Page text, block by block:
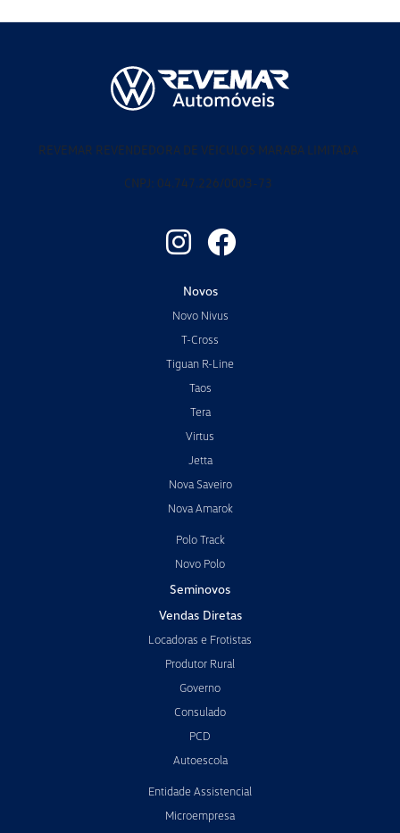
REVEMAR REVENDEDORA DE VEICULOS MARABA LIMITADA
CNPJ: 04.747.226/0003-73
Novos
Novo Nivus
T-Cross
Tiguan R-Line
Taos
Tera
Virtus
Jetta
Nova Saveiro
Nova Amarok
Polo Track
Novo Polo
Seminovos
Vendas Diretas
Locadoras e Frotistas
Produtor Rural
Governo
Consulado
PCD
Autoescola
Entidade Assistencial
Microempresa